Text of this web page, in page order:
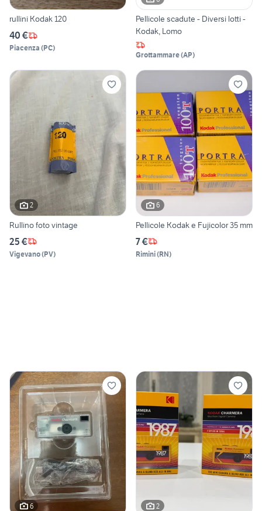
rullini Kodak 120
40 €
Piacenza (PC)
Pellicole scadute - Diversi lotti -
Kodak, Lomo
Grottammare(AP)
2
Rullino foto vintage
25 €
Vigevano(PV)
6
Pellicole Kodak e Fujicolor 35 mm
7 €
Rimini(RN)
6 2